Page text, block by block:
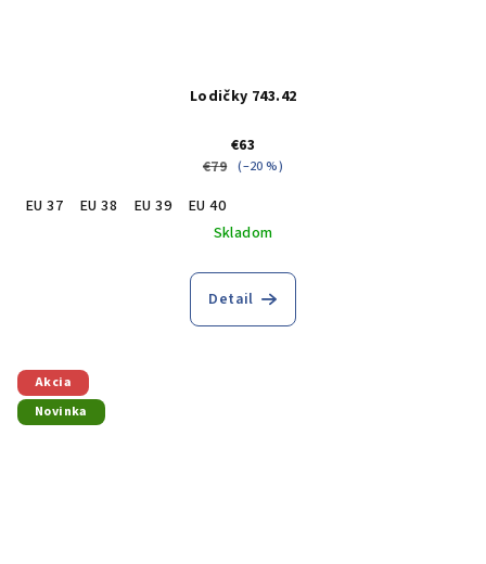
Lodičky 743.42
€63
€79 (–20 %)
EU 37 EU 38 EU 39
EU 40
Skladom
Detail
Akcia
Novinka